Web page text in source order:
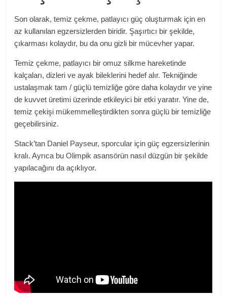
Son olarak, temiz çekme, patlayıcı güç oluşturmak için en
az kullanılan egzersizlerden biridir. Şaşırtıcı bir şekilde,
çıkarması kolaydır, bu da onu gizli bir mücevher yapar.
Temiz çekme, patlayıcı bir omuz silkme hareketinde
kalçaları, dizleri ve ayak bileklerini hedef alır. Tekniğinde
ustalaşmak tam / güçlü temizliğe göre daha kolaydır ve yine
de kuvvet üretimi üzerinde etkileyici bir etki yaratır. Yine de,
temiz çekişi mükemmelleştirdikten sonra güçlü bir temizliğe
geçebilirsiniz.
Stack’tan Daniel Payseur, sporcular için güç egzersizlerinin
kralı. Ayrıca bu Olimpik asansörün nasıl düzgün bir şekilde
yapılacağını da açıklıyor.